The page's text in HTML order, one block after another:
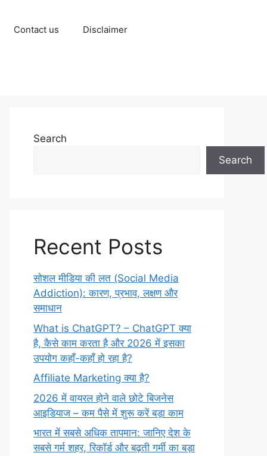
Contact us Disclaimer
Search
Search
Recent Posts
सोशल मीडिया की लत (Social Media
Addiction): कारण, प्रभाव, लक्षण और
समाधान
What is ChatGPT? – ChatGPT क्या
है, कैसे काम करता है और 2026 में इसका
उपयोग कहाँ-कहाँ हो रहा है?
Affiliate Marketing क्या है?
2026 में वायरल होने वाले छोटे बिजनेस
आइडियाज – कम पैसे में शुरू करें बड़ा काम
भारत में सबसे अधिक तापमान: जानिए देश के
सबसे गर्म शहर, रिकॉर्ड और बढ़ती गर्मी का बड़ा